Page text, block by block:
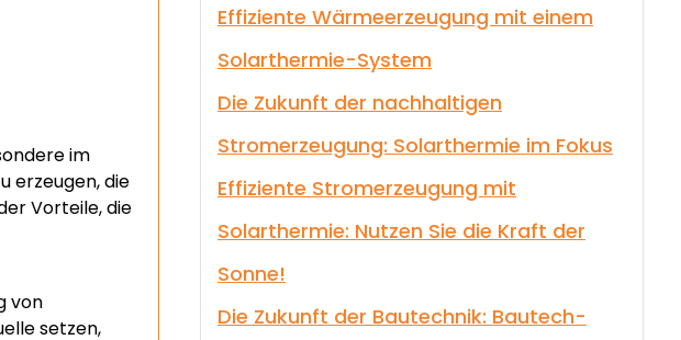
im
erzeugen, die
Vorteile, die
von
setzen,
Effiziente Wärmeerzeugung mit einem
Solarthermie-System
Die Zukunft der nachhaltigen
Stromerzeugung: Solarthermie im Fokus
Effiziente Stromerzeugung mit
Solarthermie: Nutzen Sie die Kraft der
Sonne!
Die Zukunft der Bautechnik: Bautech-